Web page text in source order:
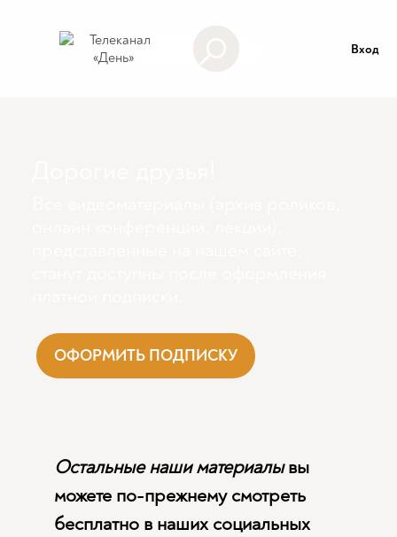
Вход
ОФОРМИТЬ ПОДПИСКУ
Остальные наши материалывы
можете по-прежнему смотреть
бесплатно в наших социальных